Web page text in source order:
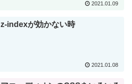
2021.01.09
z-indexが効かない時
2021.01.08